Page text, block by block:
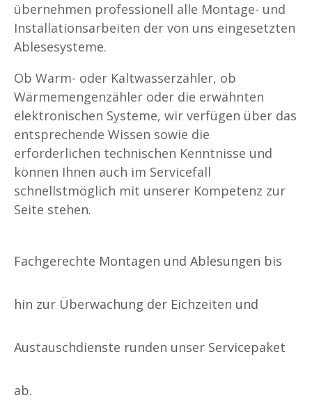
übernehmen professionell alle Montage- und
Installationsarbeiten der von uns eingesetzten
Ablesesysteme.
Ob Warm- oder Kaltwasserzähler, ob
Wärmemengenzähler oder die erwähnten
elektronischen Systeme, wir verfügen über das
entsprechende Wissen sowie die
erforderlichen technischen Kenntnisse und
können Ihnen auch im Servicefall
schnellstmöglich mit unserer Kompetenz zur
Seite stehen.
Fachgerechte Montagen und Ablesungen bis
hin zur Überwachung der Eichzeiten und
Austauschdienste runden unser Servicepaket
ab.